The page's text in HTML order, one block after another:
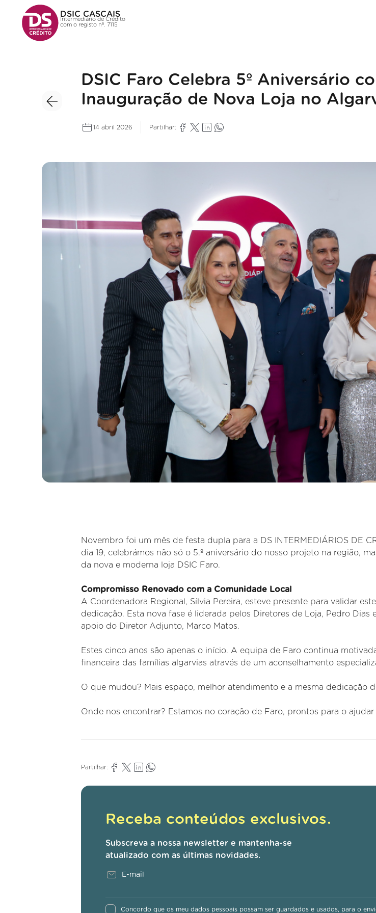
DSIC CASCAIS
Intermediário de Crédito
com o registo nº. 7115
DSIC Faro Celebra 5º Aniversário
Inauguração de Nova Loja no
14 abril 2026 Partilhar:
Novembro foi um mês de festa dupla para a DS INTERMEDIÁRIOS DE
dia 19, celebrámos não só o 5.º aniversário do nosso projeto na região,
da nova e moderna loja DSIC Faro.
Compromisso Renovado com a Comunidade Local
A Coordenadora Regional, Sílvia Pereira, esteve presente para validar
dedicação. Esta nova fase é liderada pelos Diretores de Loja, Pedro Dias
apoio do Diretor Adjunto, Marco Matos.
Estes cinco anos são apenas o início. A equipa de Faro continua
financeira das famílias algarvias através de um aconselhamento
O que mudou? Mais espaço, melhor atendimento e a mesma dedicação
Onde nos encontrar? Estamos no coração de Faro, prontos para o ajudar
Partilhar:
Receba conteúdos exclusivos.
Subscreva a nossa newsletter e mantenha-se
atualizado com as últimas novidades.
Concordo que os meu dados pessoais possam ser guardados e usados, para o